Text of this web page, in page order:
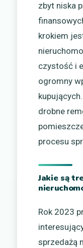
zbyt niska
krokiem
czystość i
ogromny
drobne
procesu
Jakie są
Rok 2023
sprzedażą